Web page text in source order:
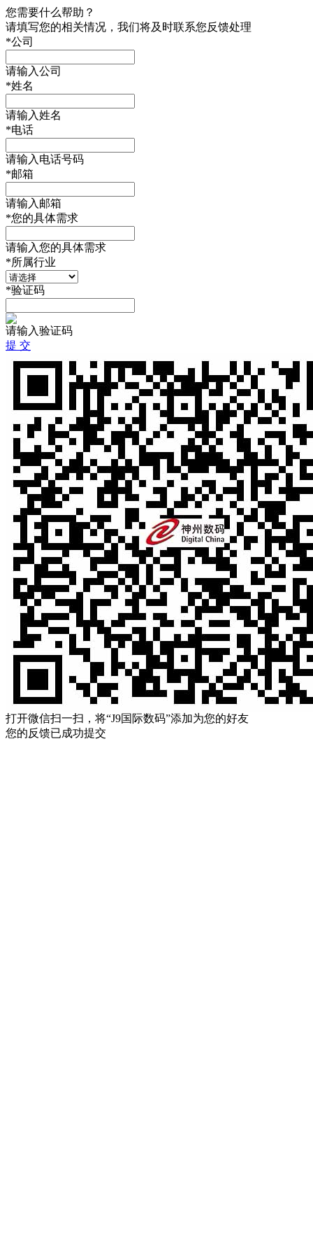
您需要什么帮助？
请填写您的相关情况，我们将及时联系您反馈处理
*公司
请输入公司
*姓名
请输入姓名
*电话
请输入电话号码
*邮箱
请输入邮箱
*您的具体需求
请输入您的具体需求
*所属行业
*验证码
请输入验证码
提 交
打开微信扫一扫，将“J9国际数码”添加为您的好友
您的反馈已成功提交